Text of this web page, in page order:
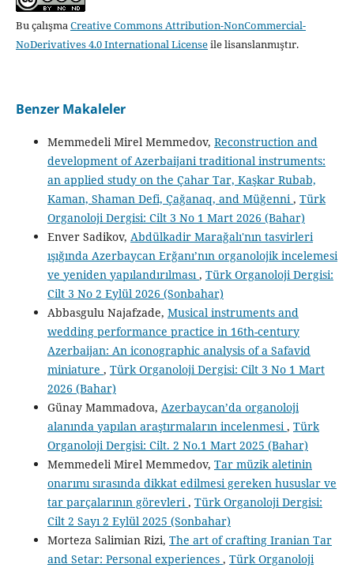
Bu çalışmaCreative Commons Attribution-NonCommercial-
NoDerivatives 4.0 International Licenseile lisanslanmıştır.
Benzer Makaleler
Memmedeli Mirel Memmedov, Reconstruction and
development of Azerbaijani traditional instruments:
an applied study on the Çahar Tar, Kaşkar Rubab,
Kaman, Shaman Defi, Çağanaq, and Müğenni, Türk
Organoloji Dergisi: Cilt 3 No 1 Mart 2026 (Bahar)
Enver Sadikov, Abdülkadir Marağalı'nın tasvirleri
ışığında Azerbaycan Erğanı’nın organolojik incelemesi
ve yeniden yapılandırılması, Türk Organoloji Dergisi:
Cilt 3 No 2 Eylül 2026 (Sonbahar)
Abbasgulu Najafzade, Musical instruments and
wedding performance practice in 16th-century
Azerbaijan: An iconographic analysis of a Safavid
miniature , Türk Organoloji Dergisi: Cilt 3 No 1 Mart
2026 (Bahar)
Günay Mammadova, Azerbaycan’da organoloji
alanında yapılan araştırmaların incelenmesi, Türk
Organoloji Dergisi: Cilt. 2 No.1 Mart 2025 (Bahar)
Memmedeli Mirel Memmedov, Tar müzik aletinin
onarımı sırasında dikkat edilmesi gereken hususlar ve
tar parçalarının görevleri, Türk Organoloji Dergisi:
Cilt 2 Sayı 2 Eylül 2025 (Sonbahar)
Morteza Salimian Rizi, The art of crafting Iranian Tar
and Setar: Personal experiences , Türk Organoloji